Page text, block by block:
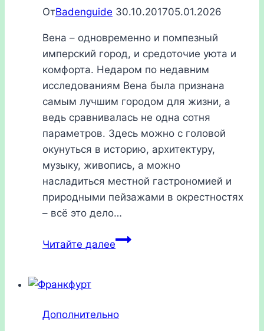
ОтBadenguide 30.10.201705.01.2026
Вена – одновременно и помпезный
имперский город, и средоточие уюта и
комфорта. Недаром по недавним
исследованиям Вена была признана
самым лучшим городом для жизни, а
ведь сравнивалась не одна сотня
параметров. Здесь можно с головой
окунуться в историю, архитектуру,
музыку, живопись, а можно
насладиться местной гастрономией и
природными пейзажами в окрестностях
– всё это дело…
Читайте далееТуристические
Дополнительно